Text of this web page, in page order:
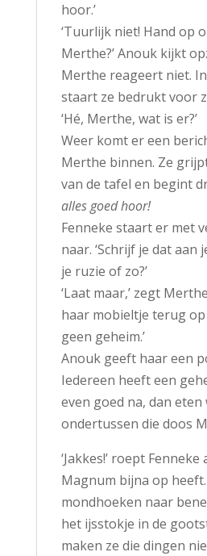
hoor.’
‘Tuurlijk niet! Hand op
Merthe?’ Anouk kijkt
Merthe reageert niet.
staart ze bedrukt voor
‘Hé, Merthe, wat is er?’
Weer komt er een
Merthe binnen. Ze
van de tafel en begint
alles goed hoor!
Fenneke staart er met
naar. ‘Schrijf je dat aan
je ruzie of zo?’
‘Laat maar,’ zegt
haar mobieltje terug op
geen geheim.’
Anouk geeft haar een
Iedereen heeft een
even goed na, dan eten
ondertussen die doos
‘Jakkes!’ roept
Magnum bijna op
mondhoeken naar
het ijsstokje in de
maken ze die dingen